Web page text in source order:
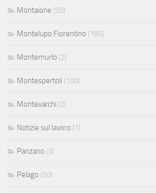
Montaione (55)
Montelupo Fiorentino (185)
Montemurlo (2)
Montespertoli (100)
Montevarchi (2)
Notizie sul lavoro (1)
Panzano (3)
Pelago (50)